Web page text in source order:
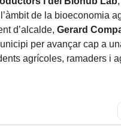
de la bioeconomia
d’alcalde, Gerard
per avançar cap a
agrícoles, ramaders i